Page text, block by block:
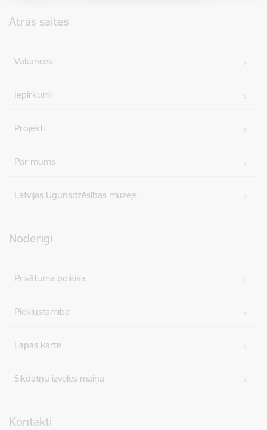
Ātrās saites
Vakances
Iepirkumi
Projekti
Par mums
Latvijas Ugunsdzēsības muzejs
Noderīgi
Privātuma politika
Piekļūstamība
Lapas karte
Sīkdatņu izvēles maiņa
Kontakti